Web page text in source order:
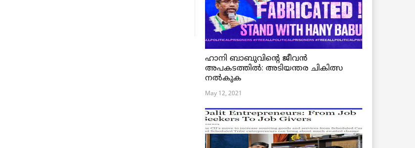
ഹാനി ബാബുവിന്റെ ജീവൻ
അപകടത്തിൽ: അടിയന്തര ചികിത്സ
നൽകുക
May 12, 2021